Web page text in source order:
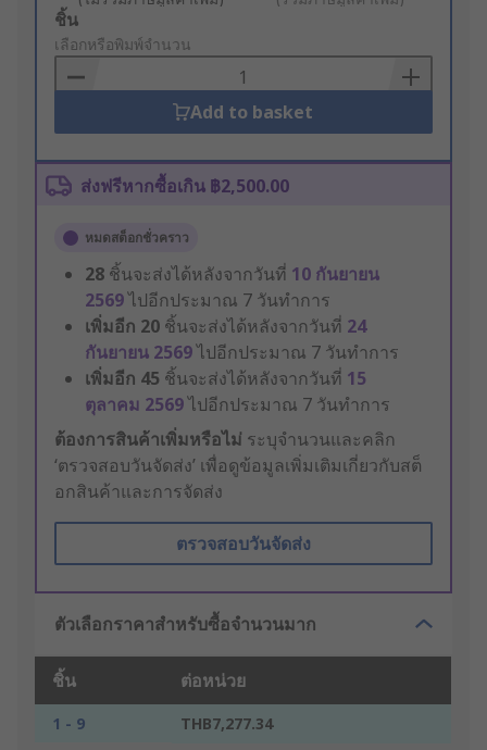
Add
to
Basket
ชิ้น
เลือกหรือพิมพ์จำนวน
Add to basket
ส่งฟรีหากซื้อเกิน ฿2,500.00
หมดสต็อกชั่วคราว
28 ชิ้นจะส่งได้หลังจากวันที่ 10 กันยายน
2569ไปอีกประมาณ 7 วันทำการ
เพิ่มอีก 20 ชิ้นจะส่งได้หลังจากวันที่ 24
กันยายน 2569ไปอีกประมาณ 7 วันทำการ
เพิ่มอีก 45 ชิ้นจะส่งได้หลังจากวันที่ 15
ตุลาคม 2569ไปอีกประมาณ 7 วันทำการ
ต้องการสินค้าเพิ่มหรือไม่ ระบุจำนวนและคลิก
‘ตรวจสอบวันจัดส่ง’ เพื่อดูข้อมูลเพิ่มเติมเกี่ยวกับสต็
อกสินค้าและการจัดส่ง
ตรวจสอบวันจัดส่ง
ตัวเลือกราคาสำหรับซื้อจำนวนมาก
ชิ้น ต่อหน่วย
1 - 9
THB7,277.34